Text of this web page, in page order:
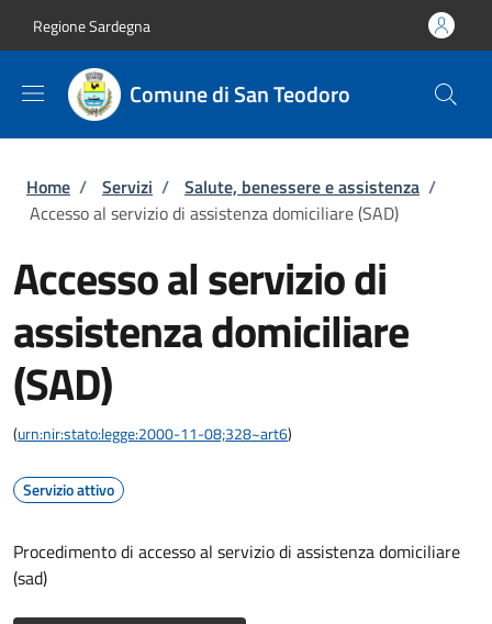
Regione Sardegna
Comune di San Teodoro
Briciole di pane
Home / Servizi / Salute, benessere e assistenza /
Accesso al servizio di assistenza domiciliare (SAD)
Accesso al servizio di
assistenza domiciliare
(SAD)
(urn:nir:stato:legge:2000-11-08;328~art6)
Servizio attivo
Procedimento di accesso al servizio di assistenza domiciliare
(sad)